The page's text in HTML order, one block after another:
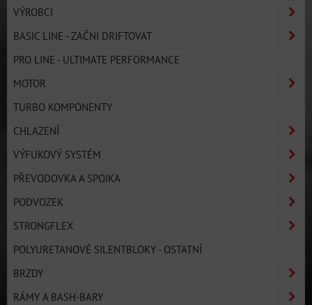
VÝROBCI
BASIC LINE - ZAČNI DRIFTOVAT
PRO LINE - ULTIMATE PERFORMANCE
MOTOR
TURBO KOMPONENTY
CHLAZENÍ
VÝFUKOVÝ SYSTÉM
PŘEVODOVKA A SPOJKA
PODVOZEK
STRONGFLEX
POLYURETANOVÉ SILENTBLOKY - OSTATNÍ
BRZDY
RÁMY A BASH-BARY